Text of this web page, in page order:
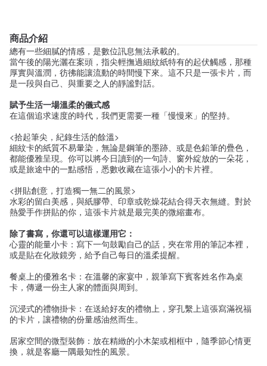
商品介紹
總有一些細膩的情感，是數位訊息無法承載的。
當午後的陽光灑在案頭，指尖輕撫過細紋紙特有的起伏觸感，那種
厚實與溫潤，彷彿能讓流動的時間慢下來。這不只是一張卡片，而
是一段與自己、與重要之人的靜謐對話。
賦予生活一場溫柔的儀式感
在這個追求速度的時代，我們更需要一種「慢慢來」的堅持。
<拾起筆尖，紀錄生活的餘溫>
細紋卡的紙質不易暈染，無論是鋼筆的墨跡、或是色鉛筆的疊色，
都能優雅呈現。你可以將今日讀到的一句詩、窗外綻放的一朵花，
或是旅途中的一點感悟，悉數收藏在這張小小的卡片裡。
<拼貼創意，打造獨一無二的風景>
水彩的留白美感，與紙膠帶、印章或乾燥花結合得天衣無縫。對於
熱愛手作拼貼的你，這張卡片就是最完美的微縮畫布。
除了書寫，你還可以這樣運用它：
心靈的能量小卡：寫下一句鼓勵自己的話，夾在常用的筆記本裡，
或是貼在化妝鏡旁，給予自己每日的溫柔提醒。
餐桌上的優雅名卡：在溫馨的家宴中，親筆寫下賓客姓名作為桌
卡，傳遞一份主人家的體面與周到。
沉浸式的禮物掛卡：在送給好友的禮物上，穿孔繫上這張寫滿祝福
的卡片，讓禮物的份量感油然而生。
居家空間的微型裝飾：放在精緻的小木架或相框中，隨季節心情更
換，就是客廳一隅最知性的風景。